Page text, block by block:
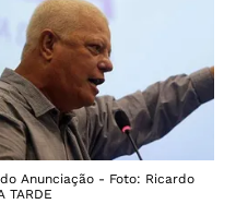
Anunciação - Foto: Ricardo
TARDE